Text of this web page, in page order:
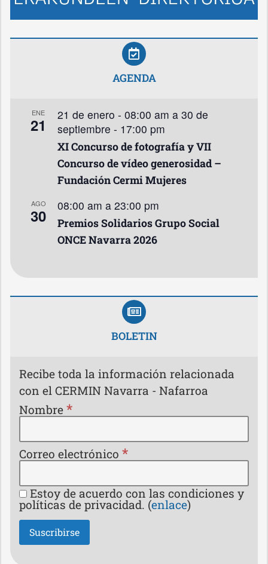
AGENDA
ENE
21
21 de enero - 08:00 am a 30 de
septiembre - 17:00 pm
XI Concurso de fotografía y VII
Concurso de vídeo generosidad –
Fundación Cermi Mujeres
AGO
30
08:00 am a 23:00 pm
Premios Solidarios Grupo Social
ONCE Navarra 2026
BOLETIN
Recibe toda la información relacionada
con el CERMIN Navarra - Nafarroa
Nombre *
Correo electrónico *
Estoy de acuerdo con las condiciones y
políticas de privacidad. (enlace)